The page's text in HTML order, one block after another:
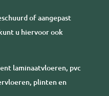
of aangepast
u hiervoor ook
laminaatvloeren, pvc
plinten en